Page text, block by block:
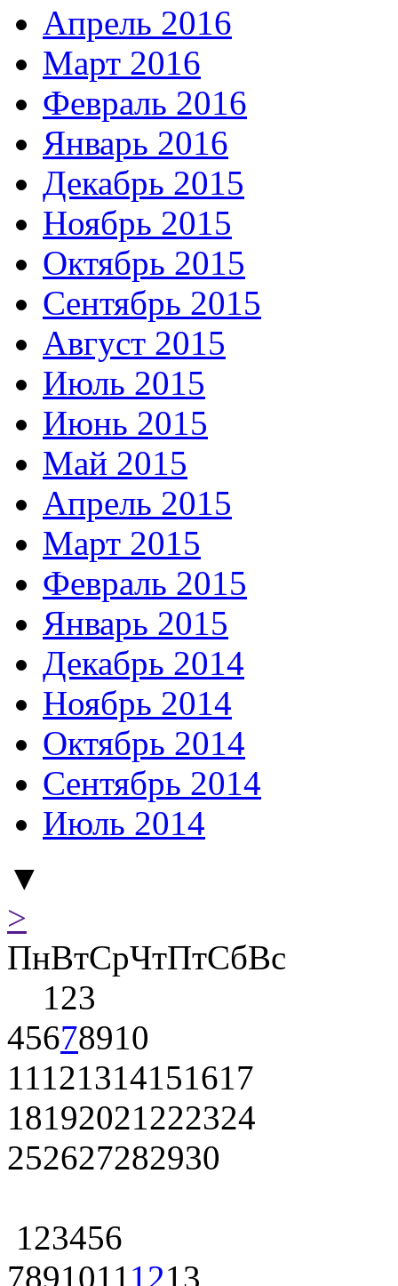
Апрель 2016
Март 2016
Февраль 2016
Январь 2016
Декабрь 2015
Ноябрь 2015
Октябрь 2015
Сентябрь 2015
Август 2015
Июль 2015
Июнь 2015
Май 2015
Апрель 2015
Март 2015
Февраль 2015
Январь 2015
Декабрь 2014
Ноябрь 2014
Октябрь 2014
Сентябрь 2014
Июль 2014
▼
>
ПнВтСрЧтПтСбВс
123
45678910
11121314151617
18192021222324
252627282930
123456
7891011 1213